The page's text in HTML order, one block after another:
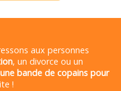
aux personnes
, un divorce ou un
bande de copains pour
!